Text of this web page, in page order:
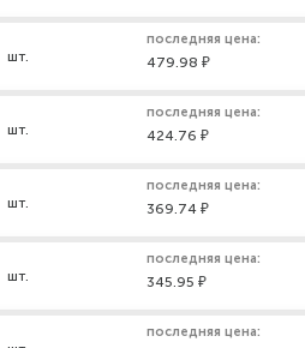
шт.
последняя цена:
479.98 ₽
шт.
последняя цена:
424.76 ₽
шт.
последняя цена:
369.74 ₽
шт.
последняя цена:
345.95 ₽
последняя цена: